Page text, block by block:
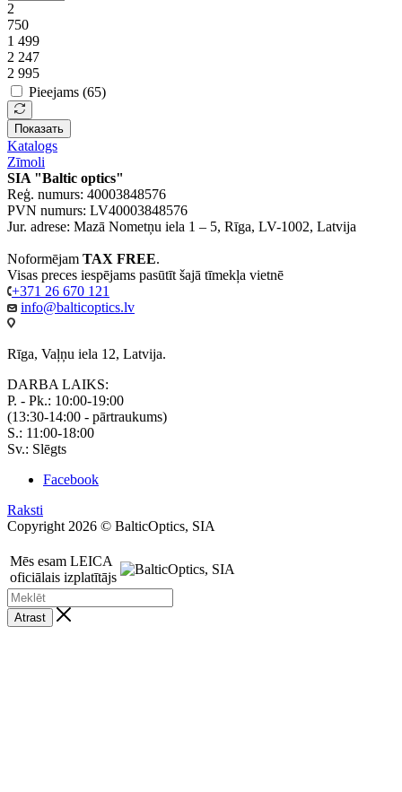
2
750
1 499
2 247
2 995
Pieejams (65)
Показать
Katalogs
Zīmoli
SIA "Baltic optics"
Reģ. numurs: 40003848576
PVN numurs: LV40003848576
Jur. adrese: Mazā Nometņu iela 1 – 5, Rīga, LV-1002, Latvija
Noformējam TAX FREE.
Visas preces iespējams pasūtīt šajā tīmekļa vietnē
+371 26 670 121
info@balticoptics.lv
Rīga, Vaļņu iela 12, Latvija.
DARBA LAIKS:
P. - Pk.: 10:00-19:00
(13:30-14:00 - pārtraukums)
S.: 11:00-18:00
Sv.: Slēgts
Facebook
Raksti
Copyright 2026 © BalticOptics, SIA
Mēs esam LEICA
oficiālais izplatītājs
Atrast